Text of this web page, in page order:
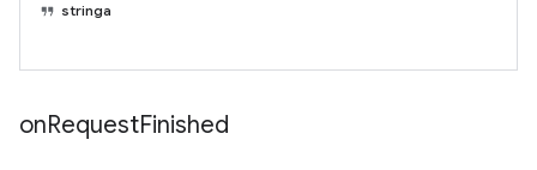
stringa
onRequestFinished